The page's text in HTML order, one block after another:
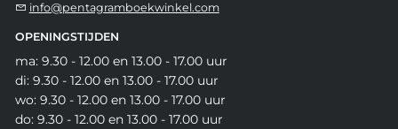
info@pentagramboekwinkel.com
OPENINGSTIJDEN
ma: 9.30 - 12.00 en 13.00 - 17.00 uur
di: 9.30 - 12.00 en 13.00 - 17.00 uur
wo: 9.30 - 12.00 en 13.00 - 17.00 uur
do: 9.30 - 12.00 en 13.00 - 17.00 uur